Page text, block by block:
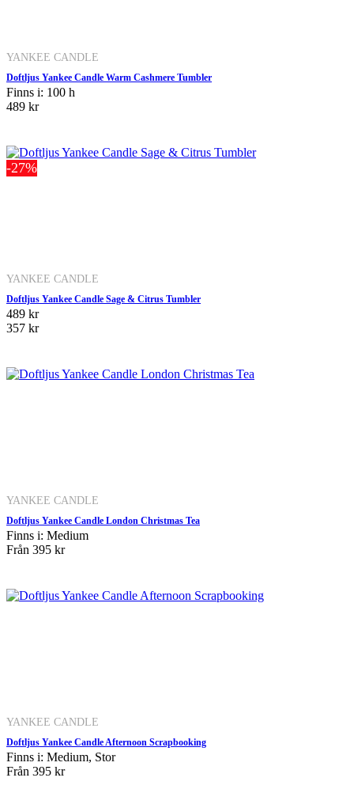
YANKEE CANDLE
Doftljus Yankee Candle Warm Cashmere Tumbler
Finns i: 100 h
489 kr
-27%
YANKEE CANDLE
Doftljus Yankee Candle Sage & Citrus Tumbler
489 kr
357 kr
YANKEE CANDLE
Doftljus Yankee Candle London Christmas Tea
Finns i: Medium
Från 395 kr
YANKEE CANDLE
Doftljus Yankee Candle Afternoon Scrapbooking
Finns i: Medium, Stor
Från 395 kr